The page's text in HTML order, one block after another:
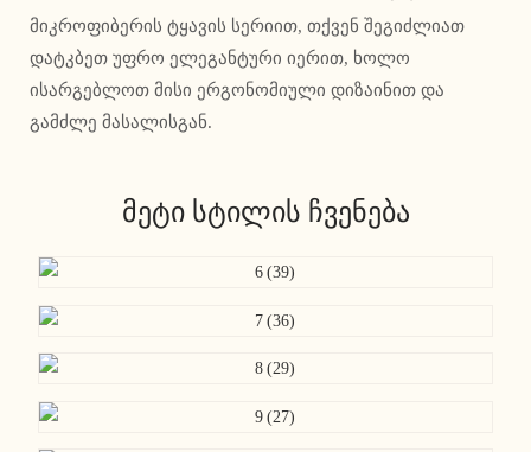
მიკროფიბერის ტყავის სერიით, თქვენ შეგიძლიათ
დატკბეთ უფრო ელეგანტური იერით, ხოლო
ისარგებლოთ მისი ერგონომიული დიზაინით და
გამძლე მასალისგან.
მეტი სტილის ჩვენება